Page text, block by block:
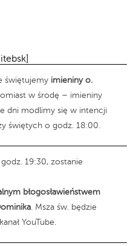
świętujemy imieniny o.
w środę – imieniny
dni modlimy się w intencji
świętych o godz. 18:00.
19:30, zostanie
błogosławieństwem
. Msza św. będzie
YouTube.